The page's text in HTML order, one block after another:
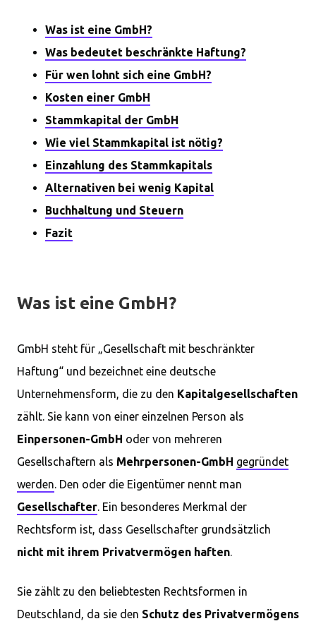
Was ist eine GmbH?
Was bedeutet beschränkte Haftung?
Für wen lohnt sich eine GmbH?
Kosten einer GmbH
Stammkapital der GmbH
Wie viel Stammkapital ist nötig?
Einzahlung des Stammkapitals
Alternativen bei wenig Kapital
Buchhaltung und Steuern
Fazit
Was ist eine GmbH?
GmbH steht für „Gesellschaft mit beschränkter
Haftung“ und bezeichnet eine deutsche
Unternehmensform, die zu den Kapitalgesellschaften
zählt. Sie kann von einer einzelnen Person als
Einpersonen-GmbH oder von mehreren
Gesellschaftern als Mehrpersonen-GmbH gegründet
werden. Den oder die Eigentümer nennt man
Gesellschafter. Ein besonderes Merkmal der
Rechtsform ist, dass Gesellschafter grundsätzlich
nicht mit ihrem Privatvermögen haften.
Sie zählt zu den beliebtesten Rechtsformen in
Deutschland, da sie den Schutz des Privatvermögens